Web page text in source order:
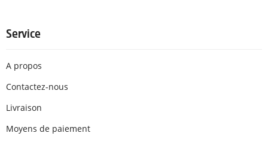
Service
A propos
Contactez-nous
Livraison
Moyens de paiement